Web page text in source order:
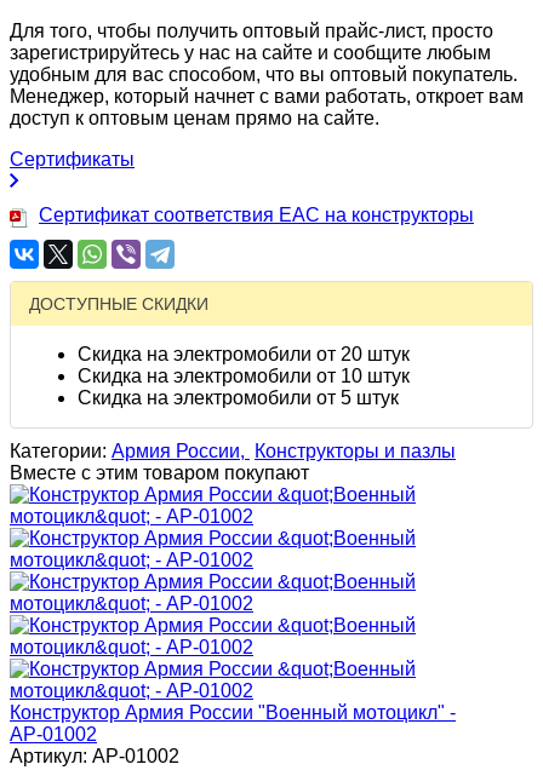
Для того, чтобы получить оптовый прайс-лист, просто
зарегистрируйтесь у нас на сайте и сообщите любым
удобным для вас способом, что вы оптовый покупатель.
Менеджер, который начнет с вами работать, откроет вам
доступ к оптовым ценам прямо на сайте.
Сертификаты
Сертификат соответствия EAC на конструкторы
ДОСТУПНЫЕ СКИДКИ
Скидка на электромобили от 20 штук
Скидка на электромобили от 10 штук
Скидка на электромобили от 5 штук
Категории: Армия России,
Конструкторы и пазлы
Вместе с этим товаром покупают
Конструктор Армия России "Военный мотоцикл" -
АР-01002
Артикул: АР-01002